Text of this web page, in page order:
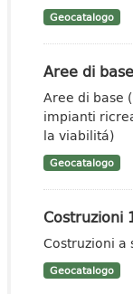
Geocatalogo
Aree di
Aree di base
impianti
la viabilitá)
Geocatalogo
Costruzioni
Costruzioni a
Geocatalogo